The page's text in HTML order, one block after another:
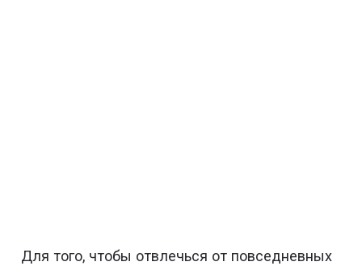
Для того, чтобы отвлечься от повседневных